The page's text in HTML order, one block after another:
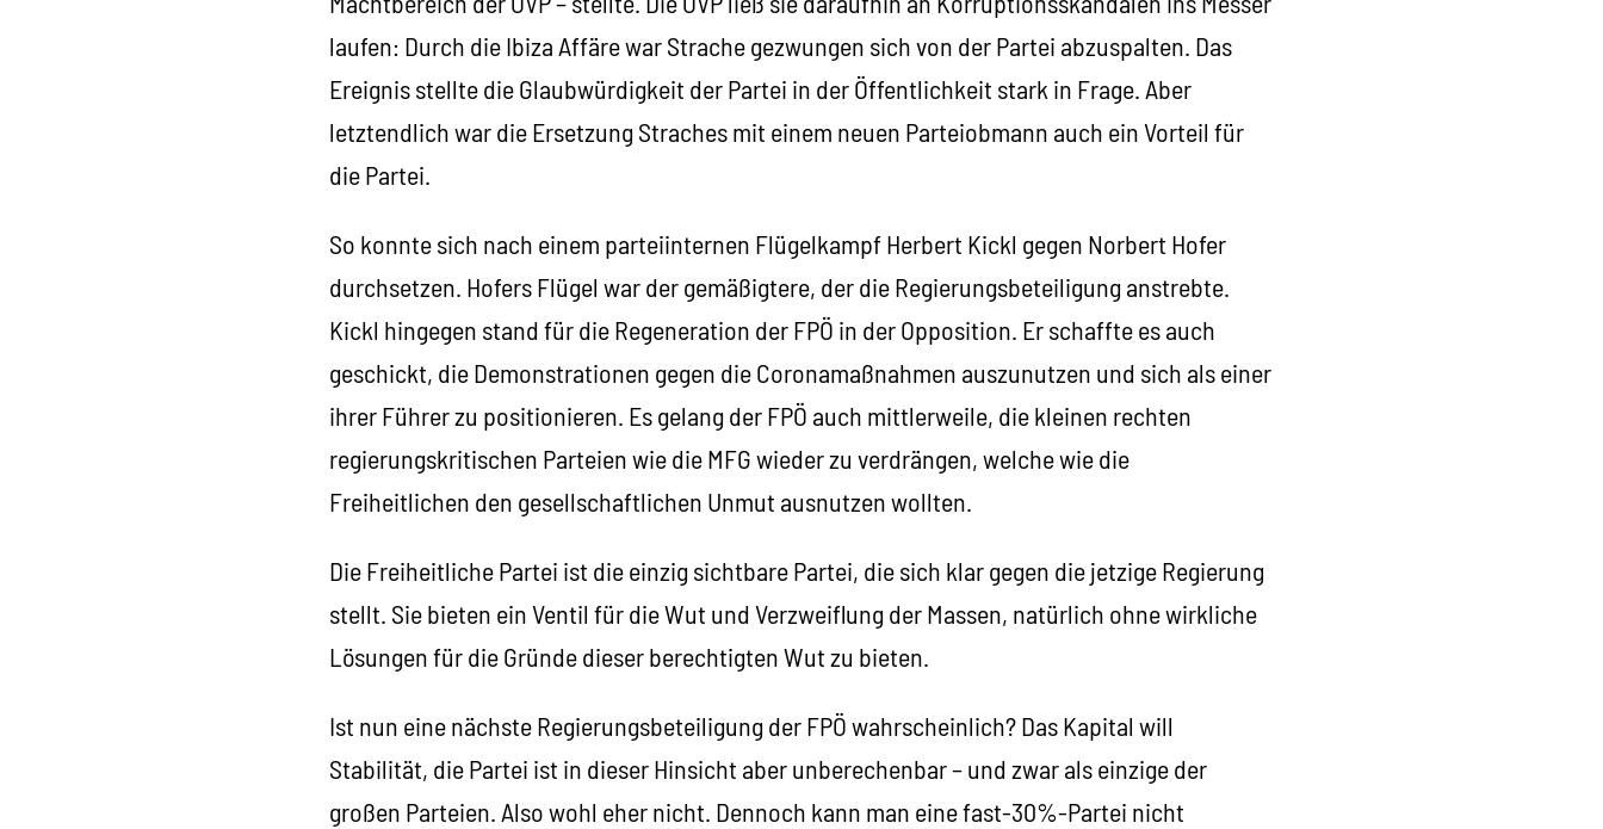
laufen: Durch die Ibiza Affäre war Strache gezwungen sich von der Partei abzuspalten. Das
Ereignis stellte die Glaubwürdigkeit der Partei in der Öffentlichkeit stark in Frage. Aber
letztendlich war die Ersetzung Straches mit einem neuen Parteiobmann auch ein Vorteil für
die Partei.
So konnte sich nach einem parteiinternen Flügelkampf Herbert Kickl gegen Norbert Hofer
durchsetzen. Hofers Flügel war der gemäßigtere, der die Regierungsbeteiligung anstrebte.
Kickl hingegen stand für die Regeneration der FPÖ in der Opposition. Er schaffte es auch
geschickt, die Demonstrationen gegen die Coronamaßnahmen auszunutzen und sich als einer
ihrer Führer zu positionieren. Es gelang der FPÖ auch mittlerweile, die kleinen rechten
regierungskritischen Parteien wie die MFG wieder zu verdrängen, welche wie die
Freiheitlichen den gesellschaftlichen Unmut ausnutzen wollten.
Die Freiheitliche Partei ist die einzig sichtbare Partei, die sich klar gegen die jetzige Regierung
stellt. Sie bieten ein Ventil für die Wut und Verzweiflung der Massen, natürlich ohne wirkliche
Lösungen für die Gründe dieser berechtigten Wut zu bieten.
Ist nun eine nächste Regierungsbeteiligung der FPÖ wahrscheinlich? Das Kapital will
Stabilität, die Partei ist in dieser Hinsicht aber unberechenbar – und zwar als einzige der
großen Parteien. Also wohl eher nicht. Dennoch kann man eine fast-30%-Partei nicht